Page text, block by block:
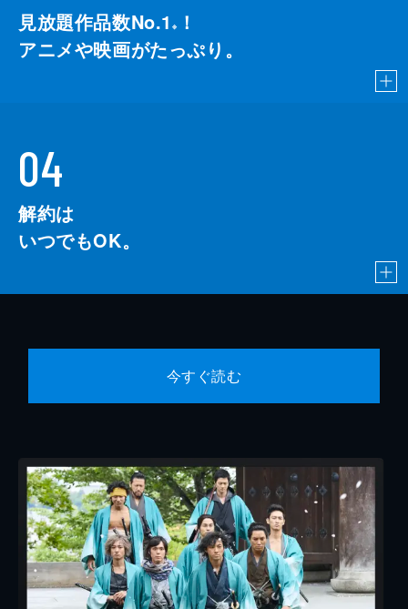
見放題作品数No.1 ※
！
アニメや映画がたっぷり。
04
解約は
いつでもOK。
今すぐ読む